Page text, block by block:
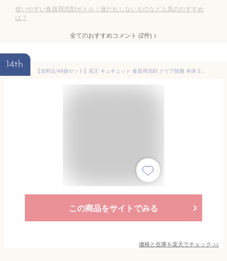
使いやすい食器用洗剤ボトル｜液だれしないものなど人気のおすすめ
は？
全てのおすすめコメント (2件) >
14th
【送料込/48個セット】花王 キュキュット 食器用洗剤 クリア除菌 本体 220ml (化粧箱入) ×48本
この商品をサイトでみる
価格と在庫を楽天でチェック >>